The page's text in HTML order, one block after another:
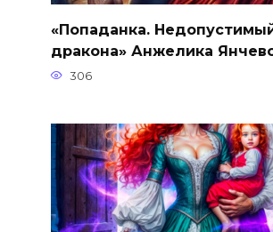
«Попаданка.
дракона» Анжелика
306